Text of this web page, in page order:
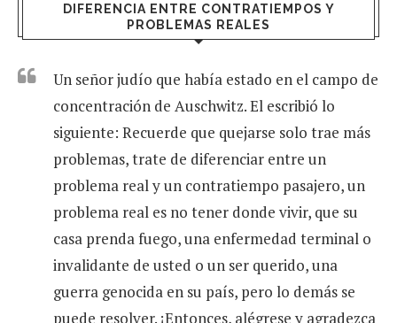
DIFERENCIA ENTRE CONTRATIEMPOS Y
PROBLEMAS REALES
Un señor judío que había estado en el campo de
concentración de Auschwitz. El escribió lo
siguiente: Recuerde que quejarse solo trae más
problemas, trate de diferenciar entre un
problema real y un contratiempo pasajero, un
problema real es no tener donde vivir, que su
casa prenda fuego, una enfermedad terminal o
invalidante de usted o un ser querido, una
guerra genocida en su país, pero lo demás se
puede resolver. ¡Entonces, alégrese y agradezca